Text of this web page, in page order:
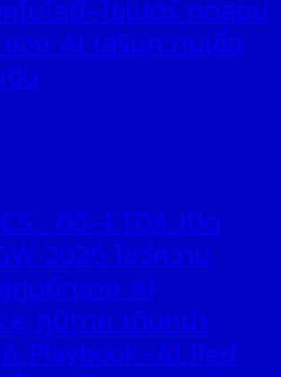
โนโลยี–ไซเบอร์ ทดสอบ
อง AI เสริมความเชื่อ
งิน
: ดีอี–ETDA เปิด
2026 โชว์ความ
ศูนย์กลาง AI
ภูมิภาค เดินหน้า
Playbook–AI Red